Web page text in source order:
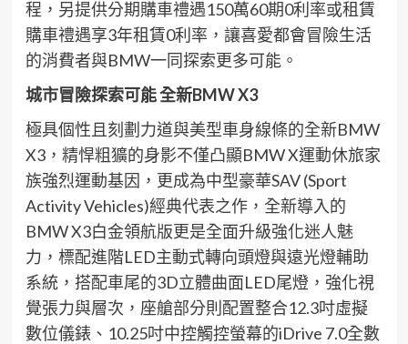
程，另提供分期購車禮遇150萬60期0利率或租賃
購車禮遇享3年租賃0利率，讓喜愛都會冒險生活
的消費者與BMW一同探索更多可能。
城市冒險探索可能全新BMW X3
極具個性且刻劃力道與美型車身線條的全新BMW
X3，精悍粗獷的身影不僅凸顯BMW X運動休旅家
族強烈運動基因，更成為中型豪華SAV (Sport
Activity Vehicles)經典代表之作，全新導入的
BMW X3白金領航版更是全面升級強化迷人魅
力，標配進階LED主動式轉向頭燈與遠光燈輔助
系統，搭配車尾的3D立體曲面LED尾燈，強化視
覺張力與層次，座艙部分則配置整合12.3吋虛擬
數位儀錶、10.25吋中控觸控螢幕的iDrive 7.0全數